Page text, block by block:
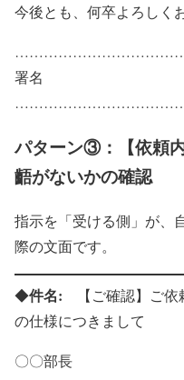
今後とも、何卒よろしく
署名
パターン③：【依頼
齬がないかの確認
指示を「受ける側」が、
際の文面です。
◆件名:
【ご確認】ご
の仕様につきまして
〇〇部長